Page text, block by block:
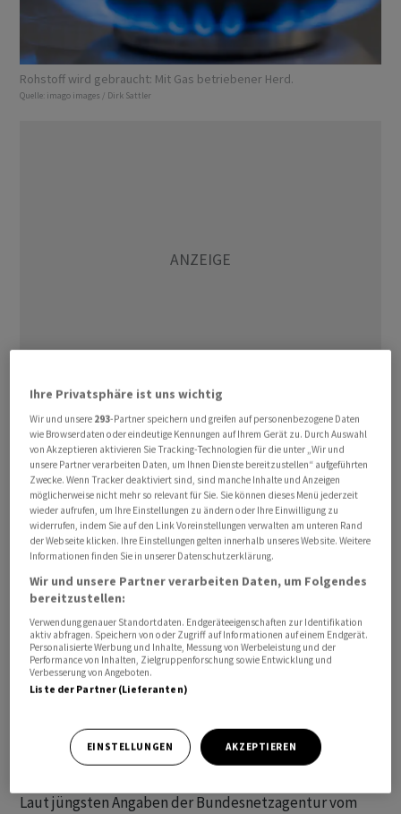
Rohstoff wird gebraucht: Mit Gas betriebener Herd.
Quelle: imago images / Dirk Sattler
Am Montag rutschte der richtungweisende
Terminkontrakt TTF zur Auslieferung in einem Monat an
der Börse in Amsterdam unter 26 Euro je
Megawattstunde (MWh). Am Morgen kostete der
Kontrakt zeitweise 25,82 Euro und war damit so günstig
wie seit dem vergangenen Juli nicht mehr.
Der Beginn des Kriegs im Nahen Osten hatte den Preis
im vergangenen Oktober zwar zeitweise wieder über 50
Euro steigen lassen, dann setzte aber im November eine
Trendwende ein. Seit Beginn des Jahres hat sich der
Rohstoff etwa 20 Prozent verbilligt. Am Markt wird der
Preisrückgang unter anderem mit der eher schwachen
bremse die Gasnachfrage, unterem anderem auch in
Deutschland.
Laut jüngsten Angaben der Bundesnetzagentur vom
Ihre Privatsphäre ist uns wichtig
Wir und unsere 293-Partner speichern und greifen auf personenbezogene Daten
wie Browserdaten oder eindeutige Kennungen auf Ihrem Gerät zu. Durch Auswahl
von Akzeptieren aktivieren Sie Tracking-Technologien für die unter „Wir und
unsere Partner verarbeiten Daten, um Ihnen Dienste bereitzustellen“ aufgeführten
Zwecke. Wenn Tracker deaktiviert sind, sind manche Inhalte und Anzeigen
möglicherweise nicht mehr so relevant für Sie. Sie können dieses Menü jederzeit
wieder aufrufen, um Ihre Einstellungen zu ändern oder Ihre Einwilligung zu
widerrufen, indem Sie auf den Link Voreinstellungen verwalten am unteren Rand
der Webseite klicken. Ihre Einstellungen gelten innerhalb unseres Website. Weitere
Informationen finden Sie in unserer Datenschutzerklärung.
Wir und unsere Partner verarbeiten Daten, um Folgendes
bereitzustellen:
Verwendung genauer Standortdaten. Endgeräteeigenschaften zur Identifikation
aktiv abfragen. Speichern von oder Zugriff auf Informationen auf einem Endgerät.
Personalisierte Werbung und Inhalte, Messung von Werbeleistung und der
Performance von Inhalten, Zielgruppenforschung sowie Entwicklung und
Verbesserung von Angeboten.
Liste der Partner (Lieferanten)
EINSTELLUNGEN AKZEPTIEREN